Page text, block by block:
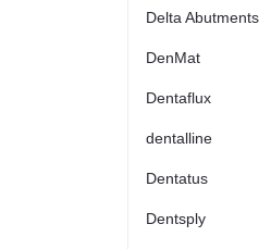
Delta Abutments
DenMat
Dentaflux
dentalline
Dentatus
Dentsply